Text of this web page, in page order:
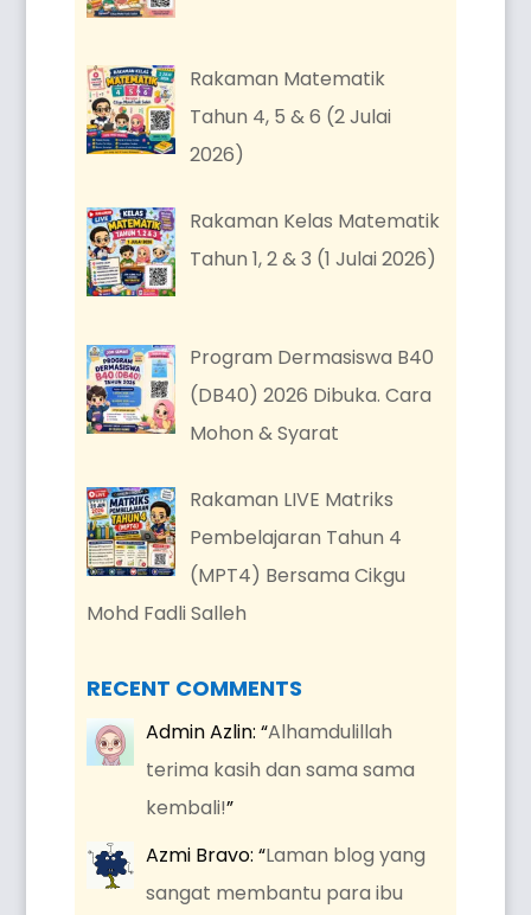
Rakaman Matematik
Tahun 4, 5 & 6 (2 Julai
2026)
Rakaman Kelas Matematik
Tahun 1, 2 & 3 (1 Julai 2026)
Program Dermasiswa B40
(DB40) 2026 Dibuka. Cara
Mohon & Syarat
Rakaman LIVE Matriks
Pembelajaran Tahun 4
(MPT4) Bersama Cikgu
Mohd Fadli Salleh
RECENT COMMENTS
Admin Azlin: “Alhamdulillah
terima kasih dan sama sama
kembali!”
Azmi Bravo: “Laman blog yang
sangat membantu para ibu